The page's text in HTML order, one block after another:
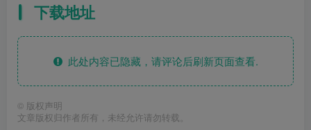
下载地址
此处内容已隐藏，请评论后刷新页面查看.
© 版权声明
文章版权归作者所有，未经允许请勿转载。